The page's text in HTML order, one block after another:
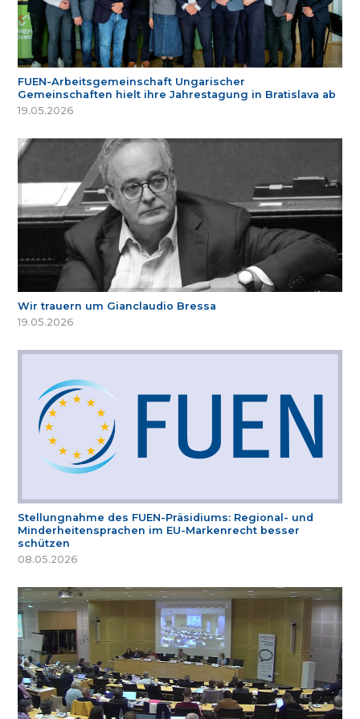
FUEN-Arbeitsgemeinschaft Ungarischer
Gemeinschaften hielt ihre Jahrestagung in Bratislava ab
19.05.2026
Wir trauern um Gianclaudio Bressa
19.05.2026
Stellungnahme des FUEN-Präsidiums: Regional- und
Minderheitensprachen im EU-Markenrecht besser
schützen
08.05.2026